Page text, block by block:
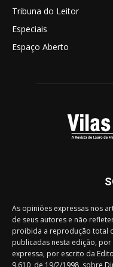
Tribuna do Leitor
Especiais
Espaço Aberto
As opiniões expressas nos
de seus autores e não
proibida a reprodução total
publicadas nesta edição,
expressa, por escrito da